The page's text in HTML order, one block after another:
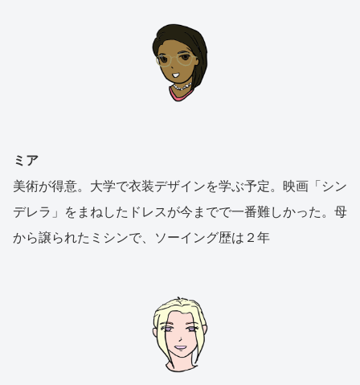
ミア
美術が得意。大学で衣装デザインを学ぶ予定。映画「シン
デレラ」をまねしたドレスが今までで一番難しかった。母
から譲られたミシンで、ソーイング歴は２年